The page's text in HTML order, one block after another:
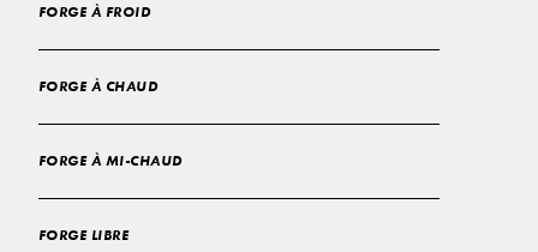
FORGE À FROID
FORGE À CHAUD
FORGE À MI-CHAUD
FORGE LIBRE